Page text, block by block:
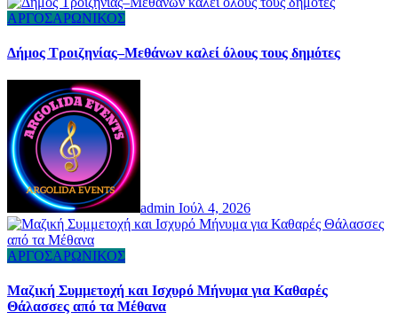
ΑΡΓΟΣΑΡΩΝΙΚΟΣ
Δήμος Τροιζηνίας–Μεθάνων καλεί όλους τους δημότες
admin Ιούλ 4, 2026
ΑΡΓΟΣΑΡΩΝΙΚΟΣ
Μαζική Συμμετοχή και Ισχυρό Μήνυμα για Καθαρές
Θάλασσες από τα Μέθανα